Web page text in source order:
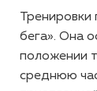
Тренировки
бега». Она
положении
среднюю